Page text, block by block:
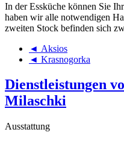
In der Essküche können Sie
haben wir alle notwendigen
zweiten Stock befinden sich
◄ Aksios
◄ Krasnogorka
Dienstleistungen
Milaschki
Ausstattung